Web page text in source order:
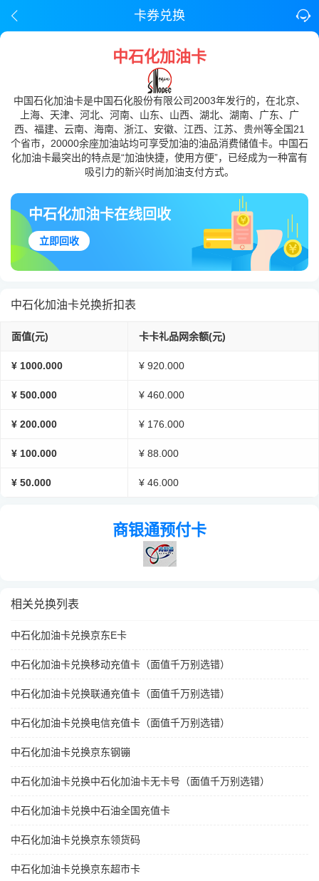
卡券兑换
中石化加油卡
中国石化加油卡是中国石化股份有限公司2003年发行的，在北京、
上海、天津、河北、河南、山东、山西、湖北、湖南、广东、广
西、福建、云南、海南、浙江、安徽、江西、江苏、贵州等全国21
个省市，20000余座加油站均可享受加油的油品消费储值卡。中国石
化加油卡最突出的特点是“加油快捷，使用方便”，已经成为一种富有
吸引力的新兴时尚加油支付方式。
中石化加油卡在线回收
立即回收
中石化加油卡兑换折扣表
面值(元) 卡卡礼品网余额(元)
¥ 1000.000 ¥ 920.000
¥ 500.000 ¥ 460.000
¥ 200.000 ¥ 176.000
¥ 100.000 ¥ 88.000
¥ 50.000 ¥ 46.000
商银通预付卡
相关兑换列表
中石化加油卡兑换京东E卡
中石化加油卡兑换移动充值卡（面值千万别选错）
中石化加油卡兑换联通充值卡（面值千万别选错）
中石化加油卡兑换电信充值卡（面值千万别选错）
中石化加油卡兑换京东钢镚
中石化加油卡兑换中石化加油卡无卡号（面值千万别选错）
中石化加油卡兑换中石油全国充值卡
中石化加油卡兑换京东领货码
中石化加油卡兑换京东超市卡